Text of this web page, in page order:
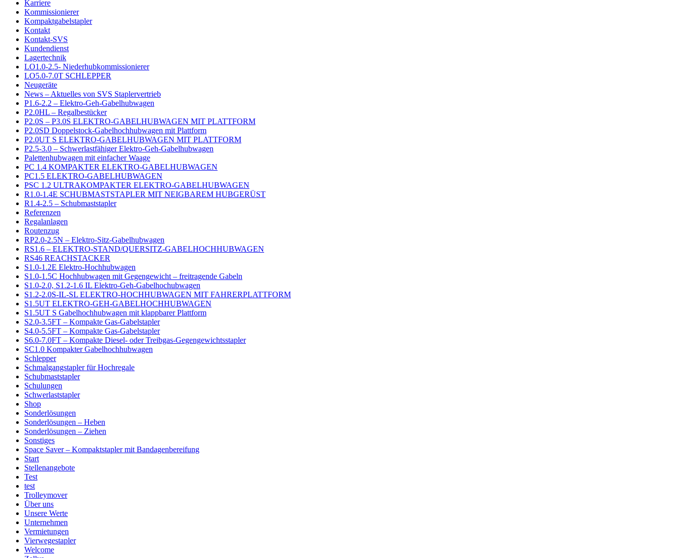
Karriere
Kommissionierer
Kompaktgabelstapler
Kontakt
Kontakt-SVS
Kundendienst
Lagertechnik
LO1.0-2.5- Niederhubkommissionierer
LO5.0-7.0T SCHLEPPER
Neugeräte
News – Aktuelles von SVS Staplervertrieb
P1.6-2.2 – Elektro-Geh-Gabelhubwagen
P2.0HL – Regalbestücker
P2.0S – P3.0S ELEKTRO-GABELHUBWAGEN MIT PLATTFORM
P2.0SD Doppelstock-Gabelhochhubwagen mit Plattform
P2.0UT S ELEKTRO-GABELHUBWAGEN MIT PLATTFORM
P2.5-3.0 – Schwerlastfähiger Elektro-Geh-Gabelhubwagen
Palettenhubwagen mit einfacher Waage
PC 1.4 KOMPAKTER ELEKTRO-GABELHUBWAGEN
PC1.5 ELEKTRO-GABELHUBWAGEN
PSC 1.2 ULTRAKOMPAKTER ELEKTRO-GABELHUBWAGEN
R1.0-1.4E SCHUBMASTSTAPLER MIT NEIGBAREM HUBGERÜST
R1.4-2.5 – Schubmaststapler
Referenzen
Regalanlagen
Routenzug
RP2.0-2.5N – Elektro-Sitz-Gabelhubwagen
RS1.6 – ELEKTRO-STAND/QUERSITZ-GABELHOCHHUBWAGEN
RS46 REACHSTACKER
S1.0-1.2E Elektro-Hochhubwagen
S1.0-1.5C Hochhubwagen mit Gegengewicht – freitragende Gabeln
S1.0-2.0, S1.2-1.6 IL Elektro-Geh-Gabelhochubwagen
S1.2-2.0S-IL-SL ELEKTRO-HOCHHUBWAGEN MIT FAHRERPLATTFORM
S1.5UT ELEKTRO-GEH-GABELHOCHHUBWAGEN
S1.5UT S Gabelhochhubwagen mit klappbarer Plattform
S2.0-3.5FT – Kompakte Gas-Gabelstapler
S4.0-5.5FT – Kompakte Gas-Gabelstapler
S6.0-7.0FT – Kompakte Diesel- oder Treibgas-Gegengewichtsstapler
SC1.0 Kompakter Gabelhochhubwagen
Schlepper
Schmalgangstapler für Hochregale
Schubmaststapler
Schulungen
Schwerlaststapler
Shop
Sonderlösungen
Sonderlösungen – Heben
Sonderlösungen – Ziehen
Sonstiges
Space Saver – Kompaktstapler mit Bandagenbereifung
Start
Stellenangebote
Test
test
Trolleymover
Über uns
Unsere Werte
Unternehmen
Vermietungen
Vierwegestapler
Welcome